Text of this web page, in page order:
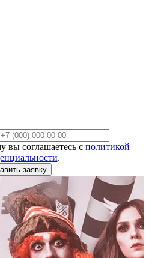
вы соглашаетесь с политикой
.
заявку